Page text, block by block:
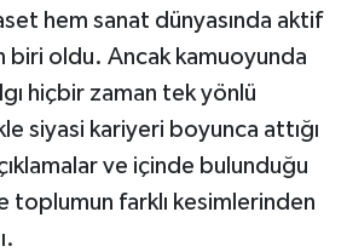
hem sanat dünyasında aktif
biri oldu. Ancak kamuoyunda
hiçbir zaman tek yönlü
siyasi kariyeri boyunca attığı
ve içinde bulunduğu
toplumun farklı kesimlerinden